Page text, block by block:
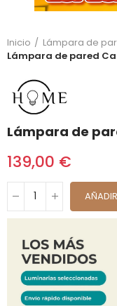
Inicio
Lámpara de
Lámpara de pared
Lámpara de
139,00 €